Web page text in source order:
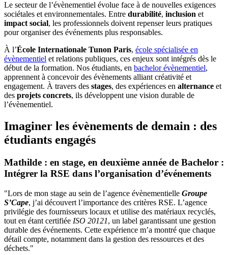
Le secteur de l’évènementiel évolue face à de nouvelles exigences
sociétales et environnementales. Entre durabilité, inclusion et
impact social, les professionnels doivent repenser leurs pratiques
pour organiser des événements plus responsables.
À l’École Internationale Tunon Paris, école spécialisée en
évènementiel et relations publiques, ces enjeux sont intégrés dès le
début de la formation. Nos étudiants, en bachelor évènementiel,
apprennent à concevoir des évènements alliant créativité et
engagement. À travers des stages, des expériences en alternance et
des projets concrets, ils développent une vision durable de
l’évènementiel.
Imaginer les évènements de demain : des
étudiants engagés
Mathilde : en stage, en deuxième année de Bachelor :
Intégrer la RSE dans l’organisation d’événements
"Lors de mon stage au sein de l’agence évènementielle Groupe
S’Cape, j’ai découvert l’importance des critères RSE. L’agence
privilégie des fournisseurs locaux et utilise des matériaux recyclés,
tout en étant certifiée ISO 20121, un label garantissant une gestion
durable des événements. Cette expérience m’a montré que chaque
détail compte, notamment dans la gestion des ressources et des
déchets."